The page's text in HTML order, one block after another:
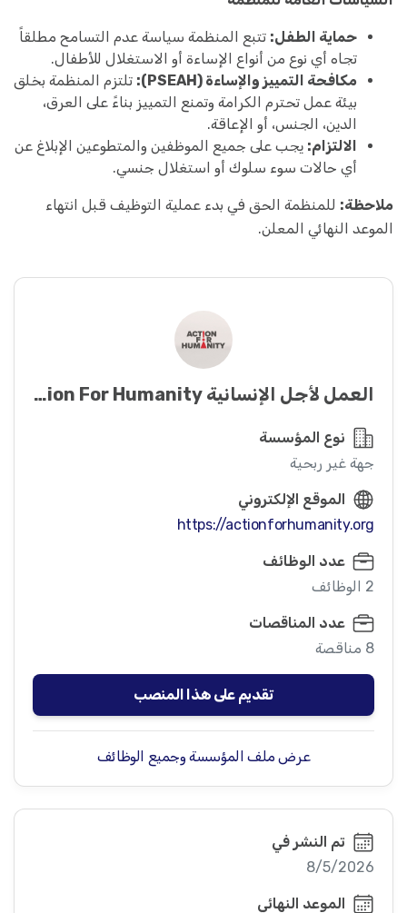
حماية الطفل: تتبع المنظمة سياسة عدم التسامح مطلقاً
تجاه أي نوع من أنواع الإساءة أو الاستغلال للأطفال.
مكافحة التمييز والإساءة (PSEAH):
تلتزم المنظمة بخلق
بيئة عمل تحترم الكرامة وتمنع التمييز بناءً على العرق،
الدين، الجنس، أو الإعاقة.
الالتزام: يجب على جميع الموظفين والمتطوعين الإبلاغ عن
أي حالات سوء سلوك أو استغلال جنسي.
ملاحظة: للمنظمة الحق في بدء عملية التوظيف قبل انتهاء
الموعد النهائي المعلن.
العمل لأجل الإنسانية Action For Humanity
نوع المؤسسة
جهة غير ربحية
الموقع الإلكتروني
https://actionforhumanity.org
عدد الوظائف
2 الوظائف
عدد المناقصات
8 مناقصة
تقديم على هذا المنصب
عرض ملف المؤسسة وجميع الوظائف
تم النشر في
8/5/2026
الموعد النهائي